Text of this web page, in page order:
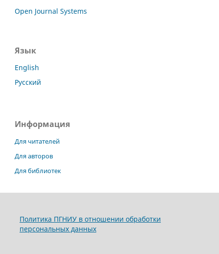
Open Journal Systems
Язык
English
Русский
Информация
Для читателей
Для авторов
Для библиотек
Политика ПГНИУ в отношении обработки
персональных данных